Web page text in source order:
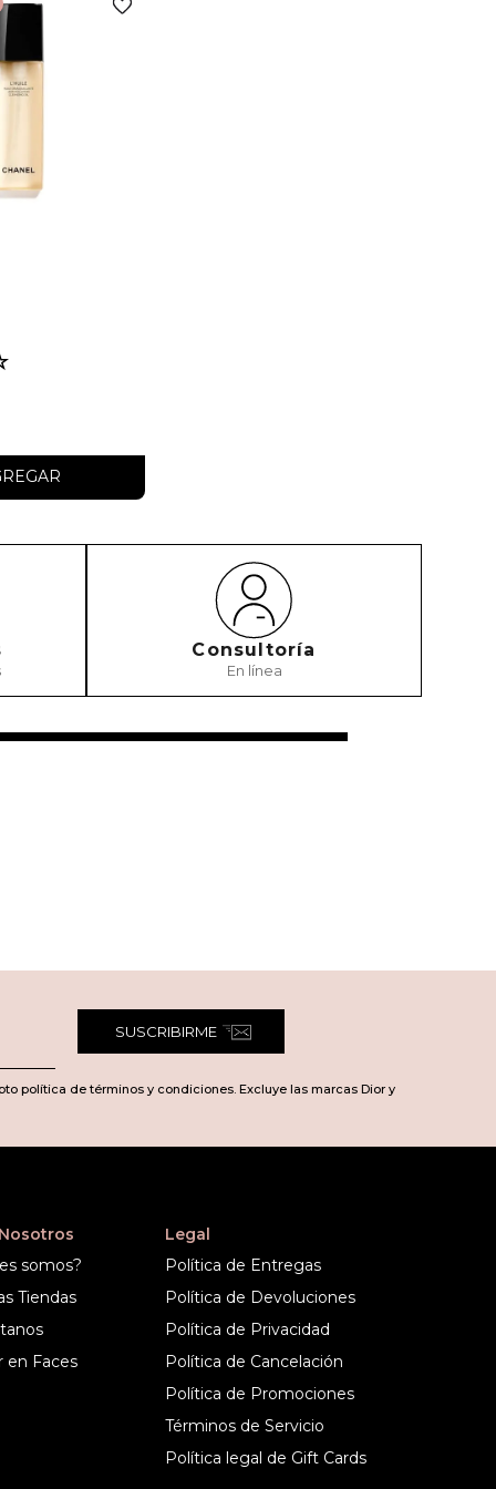
Consultoría
En línea
SUSCRIBIRME
política de términos y condiciones. Excluye las marcas Dior y
somos?
Tiendas
en Faces
Legal
Política de Entregas
Política de Devoluciones
Política de Privacidad
Política de Cancelación
Política de Promociones
Términos de Servicio
Política legal de Gift Cards